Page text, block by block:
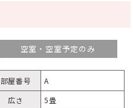
空室・空室予定のみ
部屋番号
A
広さ
5畳